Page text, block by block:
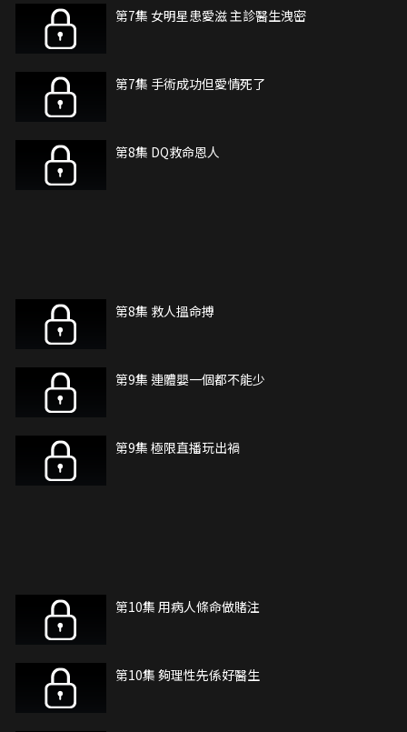
第7集 女明星患愛滋 主診醫生洩密
第7集 手術成功但愛情死了
第8集 DQ救命恩人
第8集 救人搵命搏
第9集 連體嬰一個都不能少
第9集 極限直播玩出禍
第10集 用病人條命做賭注
第10集 夠理性先係好醫生